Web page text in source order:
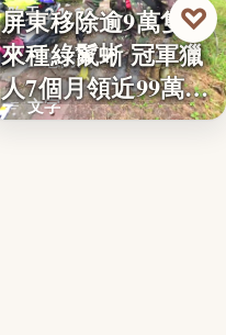
昨天 21:16
生態防治
文字
屏東移除逾9萬隻外
來種綠鬣蜥 冠軍獵
人7個月領近99萬
獎…
♡